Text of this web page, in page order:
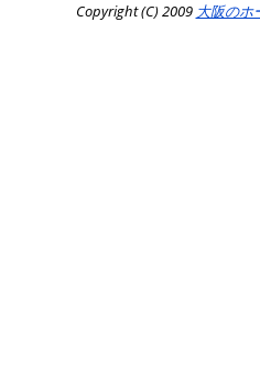
Copyright (C) 2009 大阪のホ